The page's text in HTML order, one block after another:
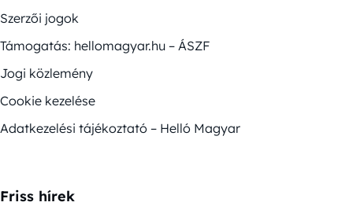
Szerzői jogok
Támogatás: hellomagyar.hu – ÁSZF
Jogi közlemény
Cookie kezelése
Adatkezelési tájékoztató – Helló Magyar
Friss hírek